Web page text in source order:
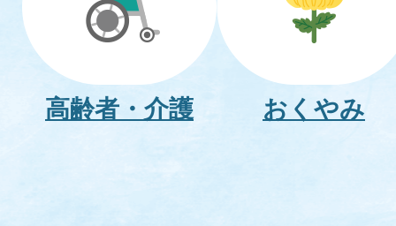
高齢者・介護 おくやみ